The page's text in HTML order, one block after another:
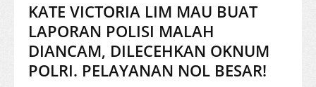
KATE VICTORIA LIM MAU BUAT
LAPORAN POLISI MALAH
DIANCAM, DILECEHKAN OKNUM
POLRI. PELAYANAN NOL BESAR!